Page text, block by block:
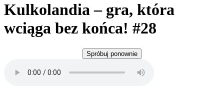
Kulkolandia – gra, która
wciąga bez końca! #28
Spróbuj ponownie